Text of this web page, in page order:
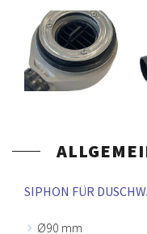
SIPHON FÜR
Ø90 mm